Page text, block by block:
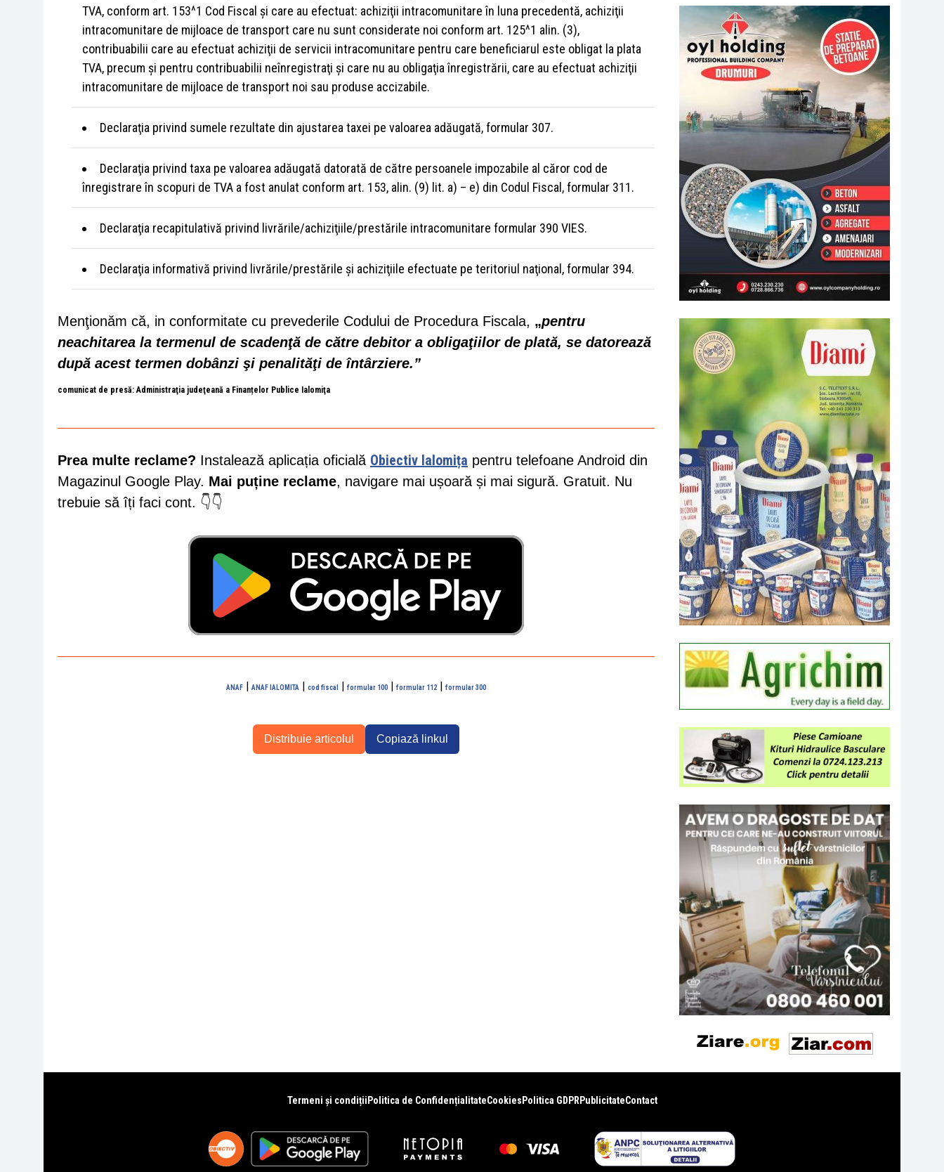
TVA, conform art. 153^1 Cod Fiscal şi care au efectuat: achiziţii intracomunitare în luna precedentă, achiziţii
intracomunitare de mijloace de transport care nu sunt considerate noi conform art. 125^1 alin. (3),
contribuabilii care au efectuat achiziţii de servicii intracomunitare pentru care beneficiarul este obligat la plata
TVA, precum şi pentru contribuabilii neînregistraţi şi care nu au obligaţia înregistrării, care au efectuat achiziţii
intracomunitare de mijloace de transport noi sau produse accizabile.
Declaraţia privind sumele rezultate din ajustarea taxei pe valoarea adăugată, formular 307.
Declaraţia privind taxa pe valoarea adăugată datorată de către persoanele impozabile al căror cod de
înregistrare în scopuri de TVA a fost anulat conform art. 153, alin. (9) lit. a) – e) din Codul Fiscal, formular 311.
Declaraţia recapitulativă privind livrările/achiziţiile/prestările intracomunitare formular 390 VIES.
Declaraţia informativă privind livrările/prestările şi achiziţiile efectuate pe teritoriul naţional, formular 394.
Menţionăm că, in conformitate cu prevederile Codului de Procedura Fiscala, „pentru
neachitarea la termenul de scadenţă de către debitor a obligaţiilor de plată, se datorează
după acest termen dobânzi şi penalităţi de întârziere.”
comunicat de presă: Administraţia judeţeană a Finanțelor Publice Ialomiţa
Prea multe reclame? Instalează aplicația oficială Obiectiv Ialomița pentru telefoane Android din
Magazinul Google Play. Mai puține reclame, navigare mai ușoară și mai sigură. Gratuit. Nu
trebuie să îți faci cont. 👇👇
ANAF | ANAF IALOMITA | cod fiscal | formular 100 | formular 112 | formular 300
Distribuie articolul Copiază linkul
Termeni și condiții Politica de ConfidențialitateCookies Politica GDPR PublicitateContact